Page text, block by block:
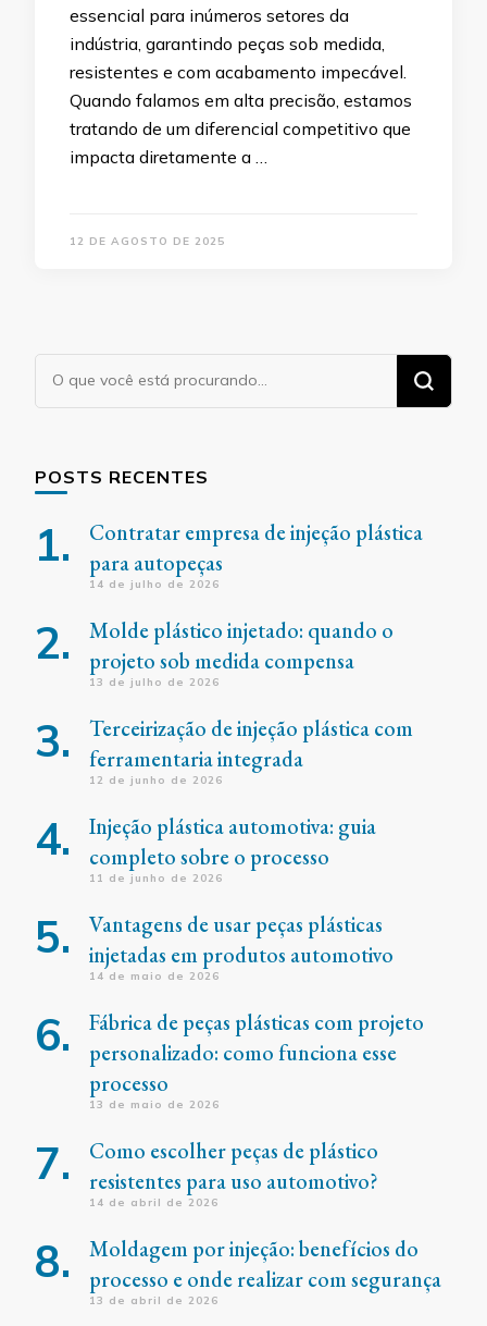
essencial para inúmeros setores da
indústria, garantindo peças sob medida,
resistentes e com acabamento impecável.
Quando falamos em alta precisão, estamos
tratando de um diferencial competitivo que
impacta diretamente a …
12 DE AGOSTO DE 2025
Procurando
algo?
POSTS RECENTES
Contratar empresa de injeção plástica
para autopeças
14 de julho de 2026
Molde plástico injetado: quando o
projeto sob medida compensa
13 de julho de 2026
Terceirização de injeção plástica com
ferramentaria integrada
12 de junho de 2026
Injeção plástica automotiva: guia
completo sobre o processo
11 de junho de 2026
Vantagens de usar peças plásticas
injetadas em produtos automotivo
14 de maio de 2026
Fábrica de peças plásticas com projeto
personalizado: como funciona esse
processo
13 de maio de 2026
Como escolher peças de plástico
resistentes para uso automotivo?
14 de abril de 2026
Moldagem por injeção: benefícios do
processo e onde realizar com segurança
13 de abril de 2026